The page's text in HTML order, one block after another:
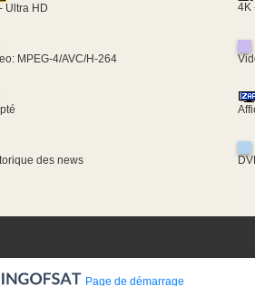
Ultra HD 4K
MPEG-4/AVC/H-264
des news
Page de démarrage